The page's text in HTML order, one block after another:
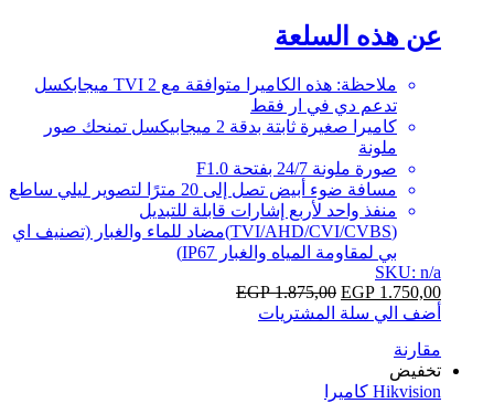
of
5
عن هذه السلعة
ملاحظة: هذه الكاميرا متوافقة مع TVI 2 ميجابكسل
تدعم دي في ار فقط
كاميرا صغيرة ثابتة بدقة 2 ميجابيكسل تمنحك صور
ملونة
صورة ملونة 24/7 بفتحة F1.0
مسافة ضوء أبيض تصل إلى 20 مترًا لتصوير ليلي ساطع
منفذ واحد لأربع إشارات قابلة للتبديل
(TVI/AHD/CVI/CVBS)مضاد للماء والغبار (تصنيف اي
بي لمقاومة المياه والغبار IP67)
SKU: n/a
EGP 1.750,00
EGP1.875,00
أضف الي سلة المشتريات
مقارنة
تخفيض
Hikvision كاميرا